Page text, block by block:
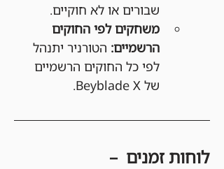
שבורים או לא חוקיים.
משחקים לפי החוקים
הרשמיים: הטורניר יתנהל
לפי כל החוקים הרשמיים
של Beyblade X.
לוחות זמנים  –